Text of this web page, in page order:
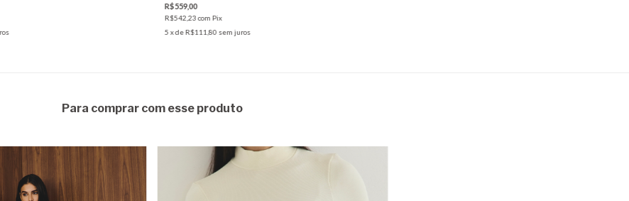
R$559,00
R$542,23com Pix
5 x deR$111,80 sem juros
Para comprar com esse produto